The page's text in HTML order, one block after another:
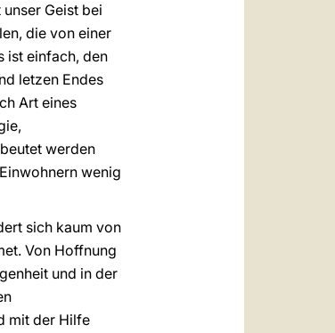
Geist bei
die von einer
ist einfach, den
letzen Endes
Art eines
werden
wenig
sich kaum von
Von Hoffnung
und in der
mit der Hilfe